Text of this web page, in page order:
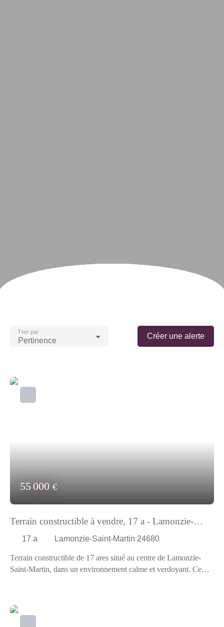
Pertinence
Trier par Créer une alerte
55 000 €
Terrain constructible à vendre, 17 a - Lamonzie-
Saint-Martin 24680
17 a Lamonzie-Saint-Martin 24680
Terrain constructible de 17 ares situé au centre de Lamonzie-
Saint-Martin, dans un environnement calme et verdoyant. Ce
pour une résidence principale ou un investissement. Les réseaux
(eau, électricité, télécoms) sont à proximité, avec assainissement